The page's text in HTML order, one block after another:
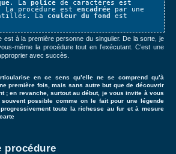
. Lapolice de caractères est
procédure estencadrée par une
La couleur du fond
est
est à la première personne du singulier. De la sorte, je
même la procédure tout en l’exécutant. C’est une
avec succès.
en ce sens qu’elle ne se comprend qu’à
première fois, mais sans autre but que de découvrir
; en revanche, surtout au début, je vous invite à vous
possible comme on le fait pour une légende
toute la richesse au fur et à mesure
procédure